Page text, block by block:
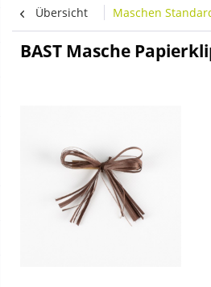
Übersicht Maschen
BAST Masche